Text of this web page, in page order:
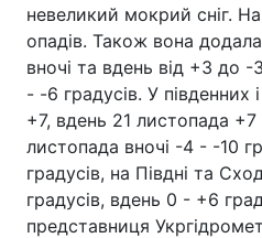
невеликий мокрий сніг.
опадів. Також вона
вночі та вдень від +3 до -
- -6 градусів. У південних
+7, вдень 21 листопада
листопада вночі -4 - -10
градусів, на Півдні та
градусів, вдень 0 - +6
представниця